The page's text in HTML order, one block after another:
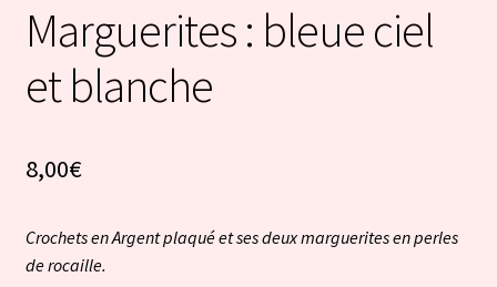
Marguerites : bleue ciel
et blanche
8,00€
Crochets en Argent plaqué et ses deux marguerites en perles
de rocaille.